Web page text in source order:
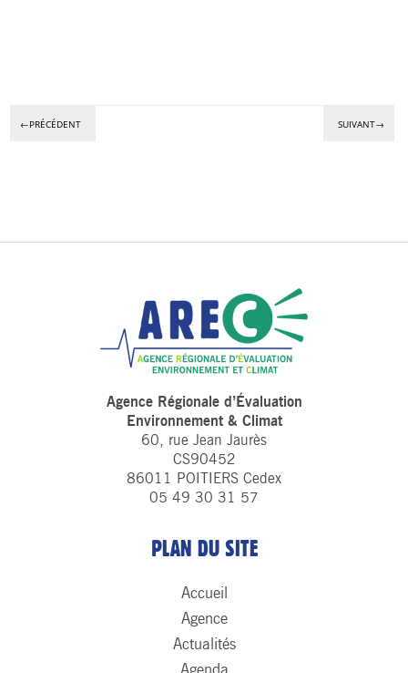
←PRÉCÉDENT SUIVANT→
Agence Régionale d’Évaluation
Environnement & Climat
60, rue Jean Jaurès
CS90452
86011 POITIERS Cedex
05 49 30 31 57
PLAN DU SITE
Accueil
Agence
Actualités
Agenda